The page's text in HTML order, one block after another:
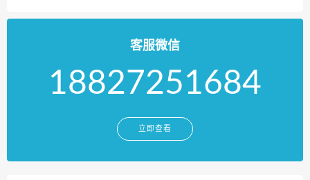
客服微信
18827251684
立即查看